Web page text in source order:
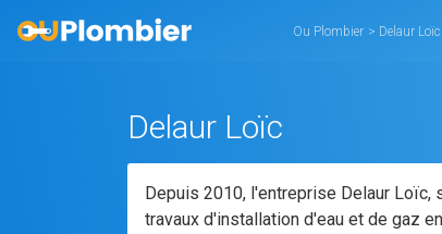
Ou Plombier > Delaur Loïc
Delaur Loïc
Depuis 2010, l'entreprise Delaur
travaux d'installation d'eau et de gaz